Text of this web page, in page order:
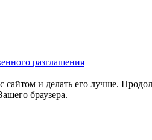
разглашения
и делать его лучше.
браузера.